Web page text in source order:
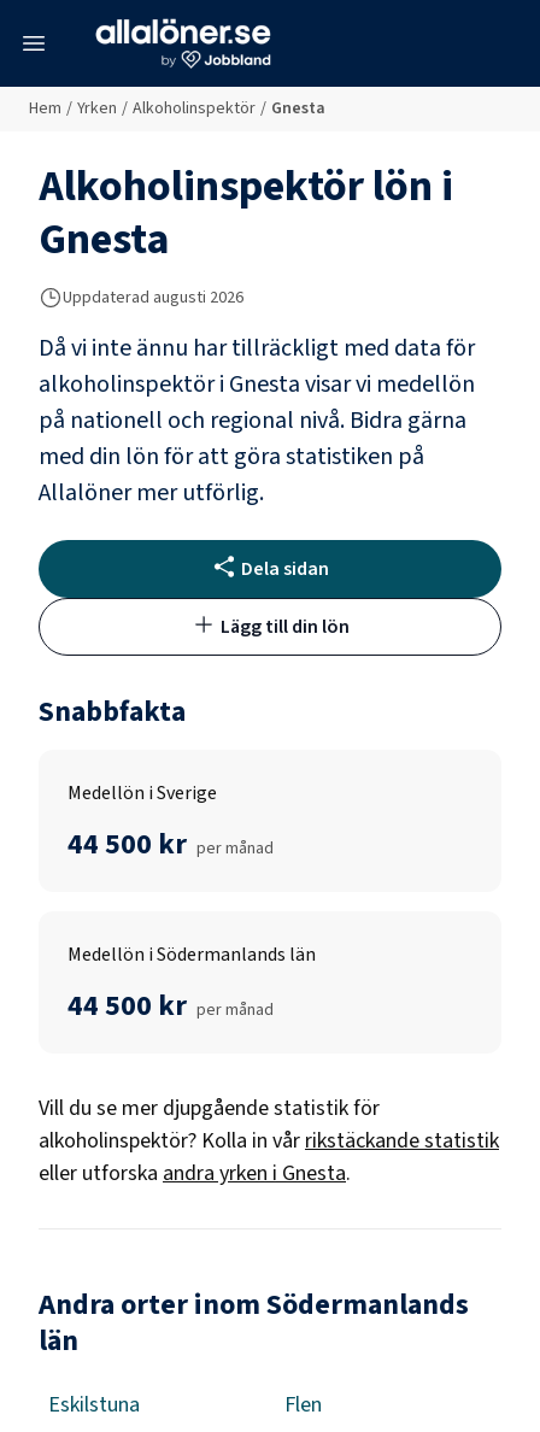
Hem / Yrken / Alkoholinspektör / Gnesta
Alkoholinspektörlön i
Gnesta
Uppdaterad augusti 2026
Då vi inte ännu har tillräckligt med data för
alkoholinspektöri Gnestavisar vi medellön
på nationell och regional nivå. Bidra gärna
med din lön för att göra statistiken på
Allalöner mer utförlig.
Dela sidan
Lägg till din lön
Snabbfakta
Medellön i Sverige
44 500 kr per månad
Medellön i Södermanlands län
44 500 kr per månad
Vill du se mer djupgående statistik för
alkoholinspektör? Kolla in vår rikstäckande statistik
eller utforska andra yrken i Gnesta.
Andra orter inom Södermanlands
län
Eskilstuna Flen